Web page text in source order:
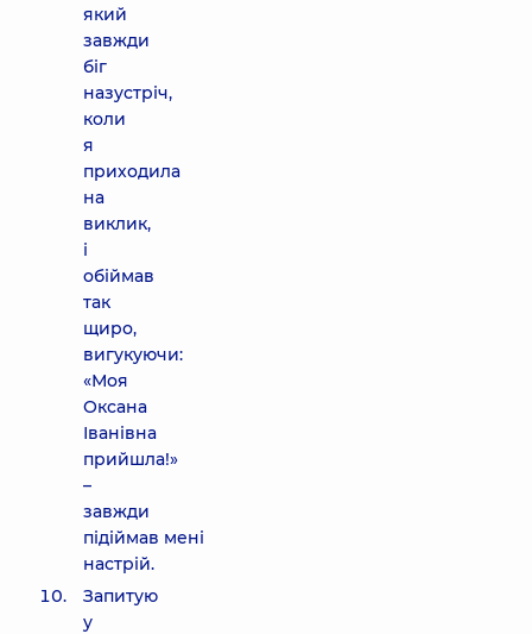
який
завжди
біг
назустріч,
коли
я
приходила
на
виклик,
і
обіймав
так
щиро,
вигукуючи:
«Моя
Оксана
Іванівна
прийшла!»
–
завжди
підіймав мені
настрій.
Запитую
у